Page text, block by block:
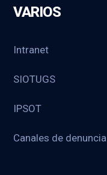
VARIOS
Intranet
SIOTUGS
IPSOT
Canales de denuncia